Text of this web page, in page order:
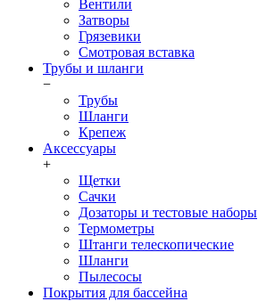
Вентили
Затворы
Грязевики
Смотровая вставка
Трубы и шланги
−
Трубы
Шланги
Крепеж
Аксессуары
+
Щетки
Сачки
Дозаторы и тестовые наборы
Термометры
Штанги телескопические
Шланги
Пылесосы
Покрытия для бассейна